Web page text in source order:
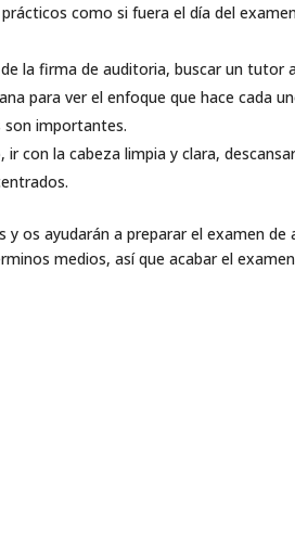
como si fuera el día del
la firma de auditoria, buscar un tutor
para ver el enfoque que hace cada
importantes.
con la cabeza limpia y clara,
os ayudarán a preparar el examen de
medios, así que acabar el